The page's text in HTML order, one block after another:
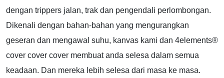
dengan trippers jalan, trak dan pengendali perlombongan.
Dikenali dengan bahan-bahan yang mengurangkan
geseran dan mengawal suhu, kanvas kami dan 4elements®
cover cover cover membuat anda selesa dalam semua
keadaan. Dan mereka lebih selesa dari masa ke masa.